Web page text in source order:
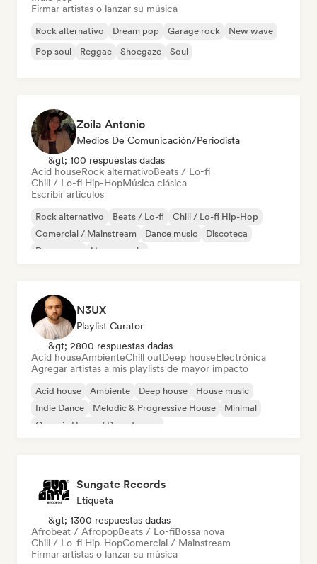
Firmar artistas o lanzar su música
Rock alternativo Dream pop Garage rock
New wave
Pop soul
Reggae Shoegaze Soul
Zoila Antonio
Medios De Comunicación/Periodista
&gt; 100 respuestas dadas
Acid houseRock alternativoBeats / Lo-fi
Chill / Lo-fi Hip-HopMúsica clásica
Escribir artículos
Rock alternativo Beats / Lo-fi
Chill / Lo-fi Hip-Hop
Comercial / Mainstream
Dance music
Discoteca
Dream pop
House music
N3UX
Playlist Curator
&gt; 2800 respuestas dadas
Acid houseAmbienteChill outDeep houseElectrónica
Agregar artistas a mis playlists de mayor impacto
Acid house Ambiente Deep house
House music
Indie Dance
Melodic & Progressive House
Minimal
Organic House / Downtempo
Sungate Records
Etiqueta
&gt; 1300 respuestas dadas
Afrobeat / AfropopBeats / Lo-fiBossa nova
Chill / Lo-fi Hip-HopComercial / Mainstream
Firmar artistas o lanzar su música